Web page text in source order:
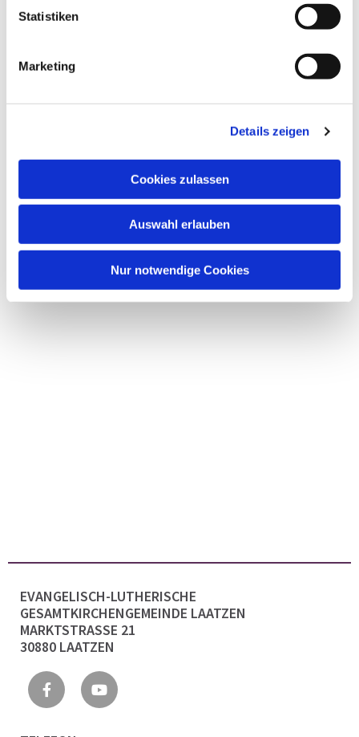
Statistiken
Marketing
Details zeigen
Cookies zulassen
Auswahl erlauben
Nur notwendige Cookies
Dies könnte Sie auch
interessieren
EVANGELISCH-LUTHERISCHE
GESAMTKIRCHENGEMEINDE LAATZEN
MARKTSTRASSE 21
30880 LAATZEN